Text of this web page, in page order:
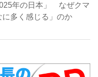
年の日本」 なぜクマ
多く感じる」のか